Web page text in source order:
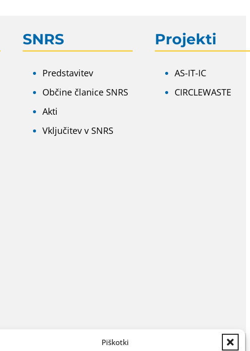
Piškotki
SNRS
Predstavitev
Občine članice SNRS
Akti
Vključitev v SNRS
Projekti
AS-IT-IC
CIRCLEWASTE